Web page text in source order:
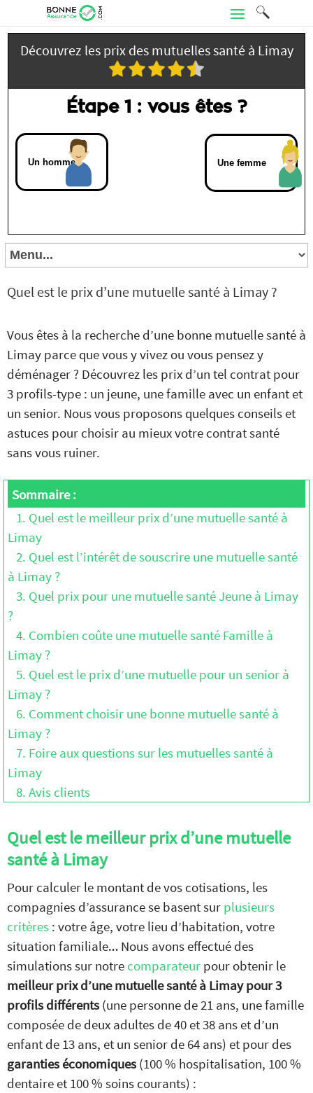
Découvrez les prix des mutuelles santé à Limay
Étape 1 : vous êtes ?
Un homme Une femme
Quel est le prix d’une mutuelle santé à Limay ?
Vous êtes à la recherche d’une bonne mutuelle santé à
Limay parce que vous y vivez ou vous pensez y
déménager ? Découvrez les prix d’un tel contrat pour
3 profils-type : un jeune, une famille avec un enfant et
un senior. Nous vous proposons quelques conseils et
astuces pour choisir au mieux votre contrat santé
sans vous ruiner.
Sommaire :
1. Quel est le meilleur prix d’une mutuelle santé à
Limay
2. Quel est l’intérêt de souscrire une mutuelle santé
à Limay ?
3. Quel prix pour une mutuelle santé Jeune à Limay
?
4. Combien coûte une mutuelle santé Famille à
Limay ?
5. Quel est le prix d’une mutuelle pour un senior à
Limay ?
6. Comment choisir une bonne mutuelle santé à
Limay ?
7. Foire aux questions sur les mutuelles santé à
Limay
8. Avis clients
Quel est le meilleur prix d’une mutuelle
santé à Limay
Pour calculer le montant de vos cotisations, les
compagnies d’assurance se basent sur plusieurs
critères : votre âge, votre lieu d’habitation, votre
situation familiale… Nous avons effectué des
simulations sur notre comparateur pour obtenir le
meilleur prix d’une mutuelle santé à Limay pour 3
profils différents (une personne de 21 ans, une famille
composée de deux adultes de 40 et 38 ans et d’un
enfant de 13 ans, et un senior de 64 ans) et pour des
garanties économiques (100 % hospitalisation, 100 %
dentaire et 100 % soins courants) :